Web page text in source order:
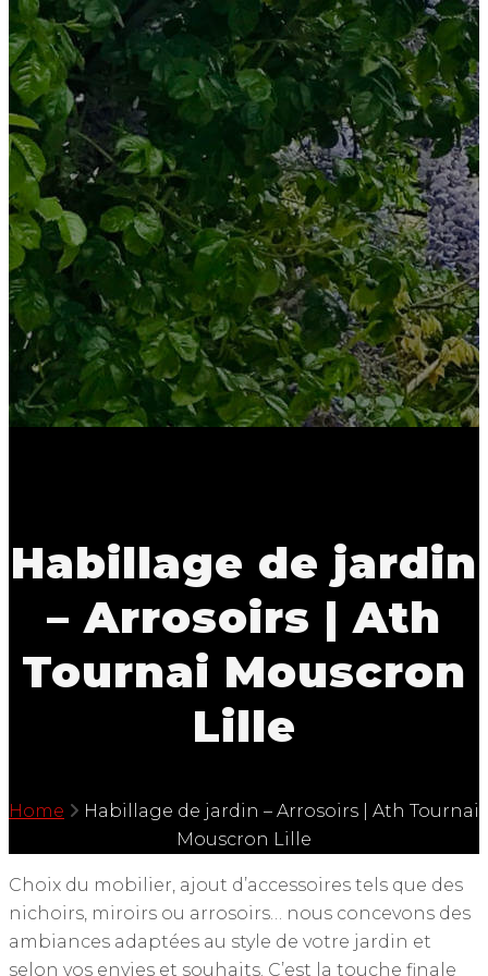
Habillage de jardin
– Arrosoirs | Ath
Tournai Mouscron
Lille
Home
Habillage de jardin – Arrosoirs | Ath Tournai
Mouscron Lille
Choix du mobilier, ajout d’accessoires tels que des
nichoirs, miroirs ou arrosoirs… nous concevons des
ambiances adaptées au style de votre jardin et
selon vos envies et souhaits. C’est la touche finale